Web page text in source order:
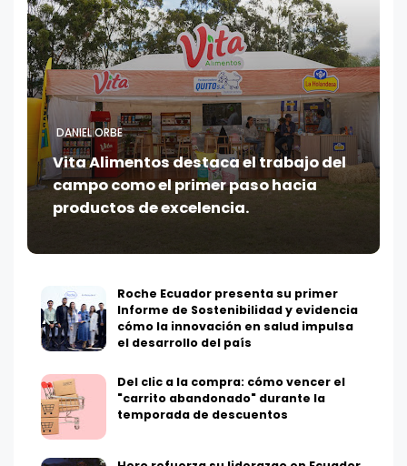
DANIEL ORBE
Vita Alimentos destaca el trabajo del
campo como el primer paso hacia
productos de excelencia.
Roche Ecuador presenta su primer
Informe de Sostenibilidad y evidencia
cómo la innovación en salud impulsa
el desarrollo del país
Del clic a la compra: cómo vencer el
"carrito abandonado" durante la
temporada de descuentos